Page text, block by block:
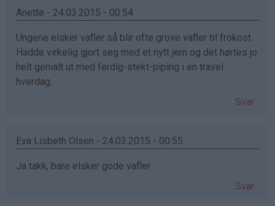
Anette - 24.03.2015 - 00:54
Ungene elsker vafler så blir ofte grove vafler til frokost.
Hadde virkelig gjort seg med et nytt jern og det hørtes jo
helt genialt ut med ferdig-stekt-piping i en travel
hverdag.
Svar
Eva Lisbeth Olsen - 24.03.2015 - 00:55
Ja takk, bare elsker gode vafler
Svar